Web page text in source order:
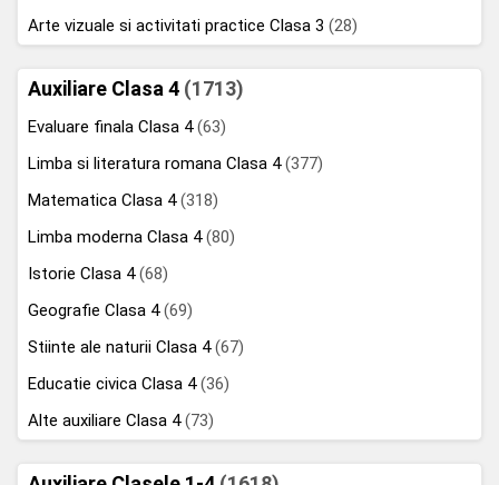
Arte vizuale si activitati practice Clasa 3 (28)
Auxiliare Clasa 4 (1713)
Evaluare finala Clasa 4(63)
Limba si literatura romana Clasa 4(377)
Matematica Clasa 4(318)
Limba moderna Clasa 4(80)
Istorie Clasa 4(68)
Geografie Clasa 4(69)
Stiinte ale naturii Clasa 4(67)
Educatie civica Clasa 4(36)
Alte auxiliare Clasa 4(73)